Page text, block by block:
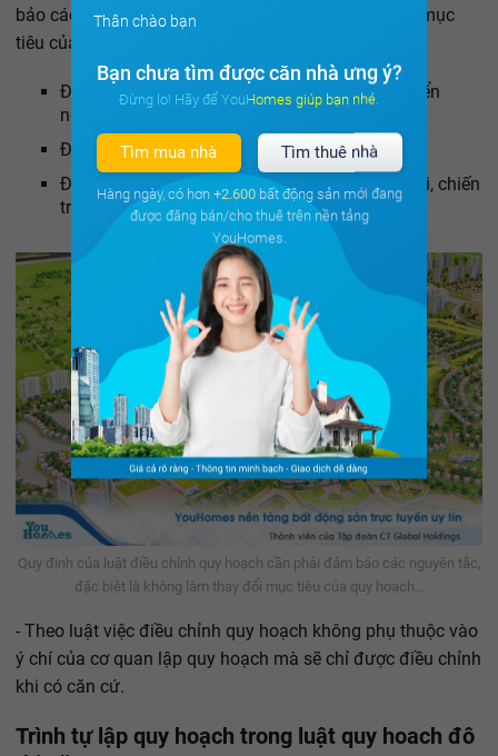
bảo các nguyên tắc, đặc biệt là không làm thay đổi mục
tiêu của quy hoạch nếu không phải là trường hợp:
Điều chỉnh mục tiêu chiến lược kinh tế, phát triển
ngành, lĩnh vực.
Điều chỉnh địa giới hành chính.
Điều chỉnh quy hoạch do tác động của thiên tai, chiến
tranh, biến đổi khí hậu.
Quy định của luật điều chỉnh quy hoạch cần phải đảm bảo các nguyên tắc,
đặc biệt là không làm thay đổi mục tiêu của quy hoạch...
- Theo luật việc điều chỉnh quy hoạch không phụ thuộc vào
ý chí của cơ quan lập quy hoạch mà sẽ chỉ được điều chỉnh
khi có căn cứ.
Trình tự lập quy hoạch trong luật quy hoach đô
Thân chào bạn
Bạn chưa tìm được căn nhà ưng ý?
Đừng lo! Hãy để YouHomes giúp bạn nhé.
Tìm mua nhà Tìm thuê nhà
Hàng ngày, có hơn +2.600bất động sản mới đang
được đăng bán/cho thuê trên nền tảng
YouHomes.